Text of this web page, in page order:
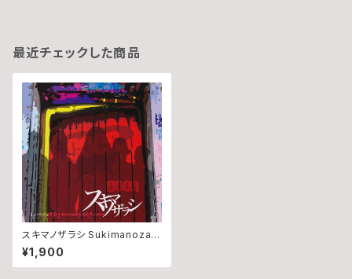
最近チェックした商品
スキマノザラシ Sukimanozara
shi - DooR (CD)
¥1,900